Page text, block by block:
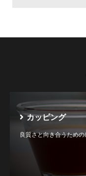
カッピング
良質さと向き合うため